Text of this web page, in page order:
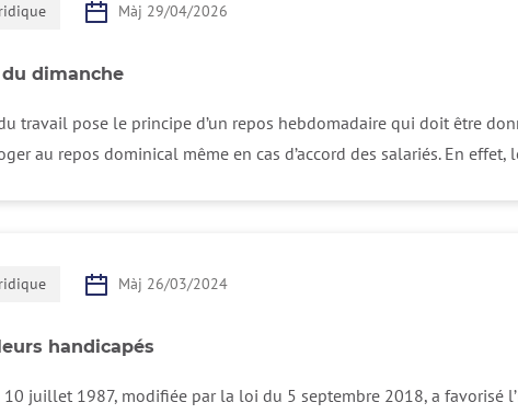
Màj 29/04/2026
dimanche
travail pose le principe d’un repos hebdomadaire qui doit être
au repos dominical même en cas d’accord des salariés. En effet,
Màj 26/03/2024
handicapés
juillet 1987, modifiée par la loi du 5 septembre 2018, a favorisé